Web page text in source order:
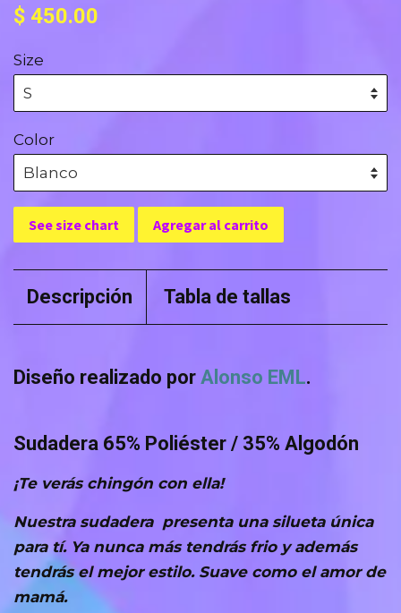
Precio
$ 450.00
Size
Color
See size chart Agregar al carrito
Descripción Tabla de tallas
Diseño realizado por Alonso EML.
Sudadera 65% Poliéster / 35% Algodón
¡Te verás chingón con ella!
Nuestra sudadera presenta una silueta única
para tí. Ya nunca más tendrás frio y además
tendrás el mejor estilo. Suave como el amor de
mamá.